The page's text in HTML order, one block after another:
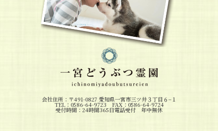
会社住所：〒491-0827 愛知県一宮市三ツ井３丁目６−１
TEL：0586-64-9723 FAX：0586-64-9724
受付時間：24時間365日電話受付 年中無休